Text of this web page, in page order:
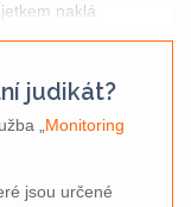
naklá
judikát?
„ Monitoring
jsou určené